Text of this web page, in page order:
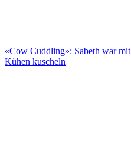
«Cow Cuddling»: Sabeth war mit
Kühen kuscheln